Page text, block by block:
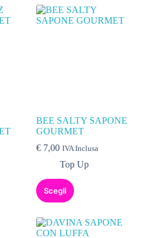
BEE SALTY SAPONE
GOURMET
€ 7,00 IVA Inclusa
Top Up
Scegli